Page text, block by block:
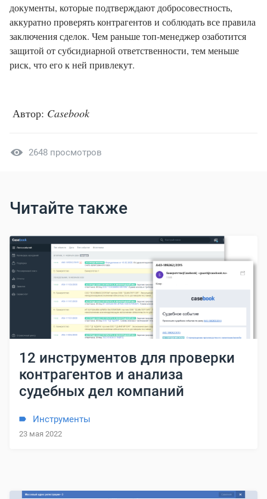
документы, которые подтверждают добросовестность,
аккуратно проверять контрагентов и соблюдать все правила
заключения сделок. Чем раньше топ-менеджер озаботится
защитой от субсидиарной ответственности, тем меньше
риск, что его к ней привлекут.
Автор: Casebook
2648 просмотров
Читайте также
12 инструментов для проверки
контрагентов и анализа
судебных дел компаний
Инструменты
23 мая 2022